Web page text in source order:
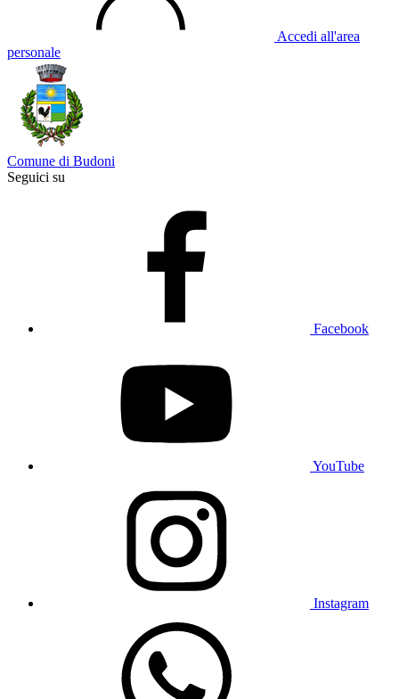
Accedi all'area
personale
Comune di Budoni
Seguici su
Facebook
YouTube
Instagram